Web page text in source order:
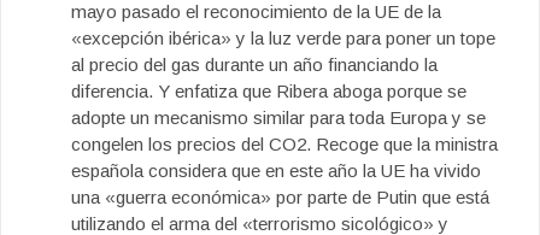
mayo pasado el reconocimiento de la UE de la
«excepción ibérica» y la luz verde para poner un tope
al precio del gas durante un año financiando la
diferencia. Y enfatiza que Ribera aboga porque se
adopte un mecanismo similar para toda Europa y se
congelen los precios del CO2. Recoge que la ministra
española considera que en este año la UE ha vivido
una «guerra económica» por parte de Putin que está
utilizando el arma del «terrorismo sicológico» y